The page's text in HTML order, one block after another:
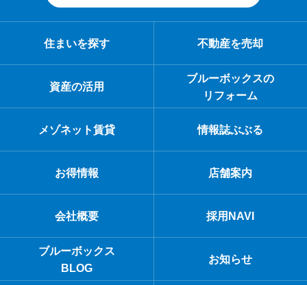
住まいを探す 不動産を売却
資産の活用
ブルーボックスの
リフォーム
メゾネット賃貸 情報誌ぶぶる
お得情報 店舗案内
会社概要 採用NAVI
ブルーボックス
BLOG
お知らせ